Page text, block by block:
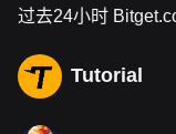
过去24小时
Tutorial